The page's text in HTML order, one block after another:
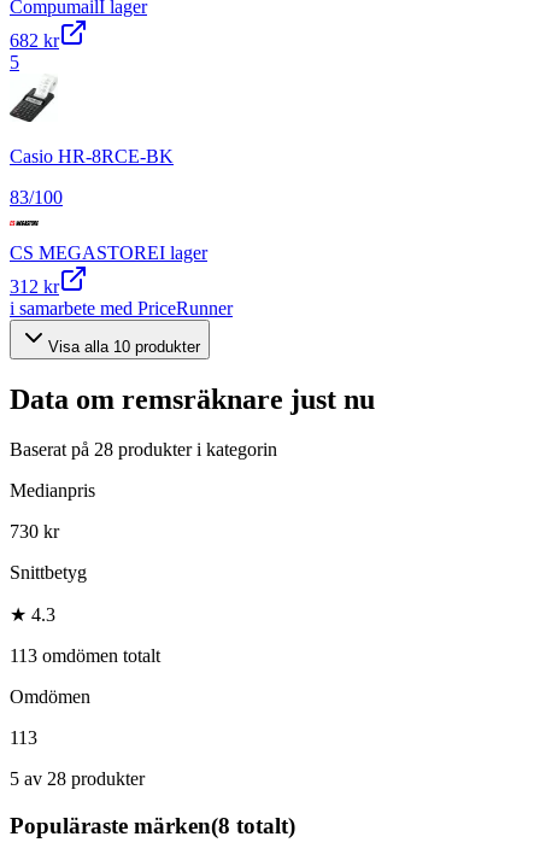
CompumailI lager
682 kr
5
Casio HR-8RCE-BK
83/100
CS MEGASTOREI lager
312 kr
i samarbete med PriceRunner
Visa alla 10 produkter
Data om remsräknare just nu
Baserat på 28 produkter i kategorin
Medianpris
730 kr
Snittbetyg
★ 4.3
113 omdömen totalt
Omdömen
113
5 av 28 produkter
Populäraste märken(8 totalt)